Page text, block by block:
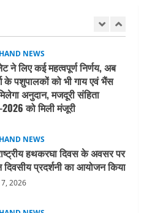
NEWS
हथकरघा दिवस के अवसर पर
प्रदर्शनी का आयोजन किया
2026
जिला निर्वाचन अधिकारी ने
क्षेत्र के पोलिंग बूथों का
एसआईआर आपत्ति निस्तारण
का लिया जायजा